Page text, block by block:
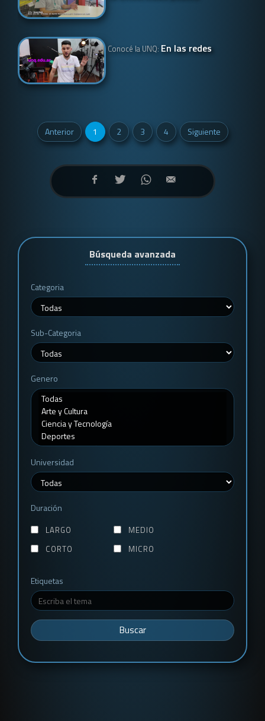
Conocé la UNQ: En las redes
Anterior 1 2 3 4 Siguiente
Búsqueda avanzada
Categoria
Sub-Categoria
Genero
Universidad
Duración
LARGO
MEDIO
CORTO
MICRO
Etiquetas
Buscar